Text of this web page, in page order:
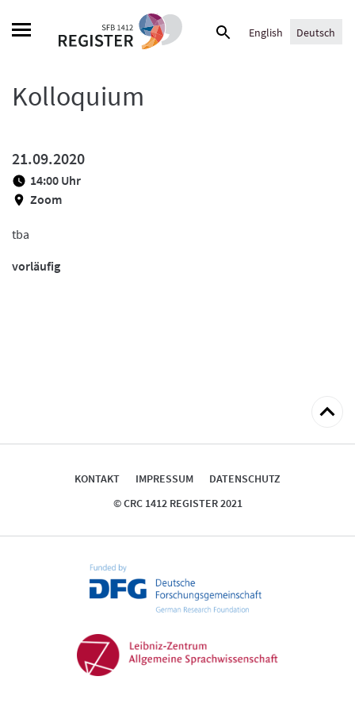
Suche
English Deutsch
Kolloquium
21.09.2020
14:00 Uhr
Zoom
tba
vorläufig
zum
KONTAKT IMPRESSUM
DATENSCHUTZ
© CRC 1412 REGISTER 2021